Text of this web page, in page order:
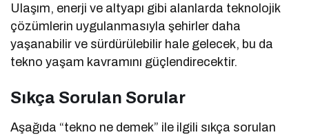
Ulaşım, enerji ve altyapı gibi alanlarda teknolojik
çözümlerin uygulanmasıyla şehirler daha
yaşanabilir ve sürdürülebilir hale gelecek, bu da
tekno yaşam kavramını güçlendirecektir.
Sıkça Sorulan Sorular
Aşağıda “tekno ne demek” ile ilgili sıkça sorulan